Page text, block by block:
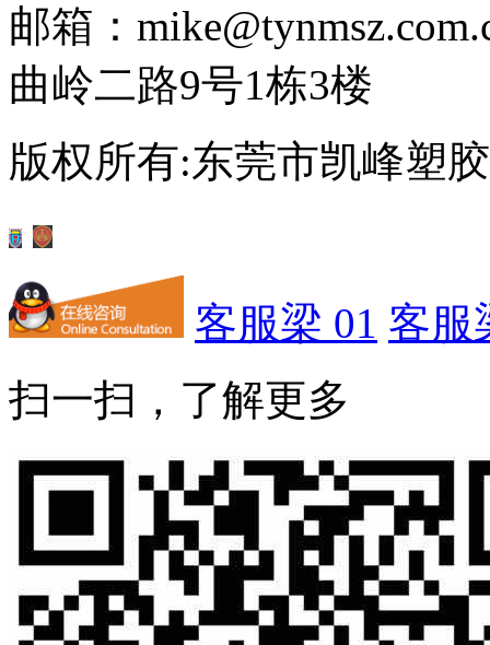
邮箱：
曲岭二路9号1栋3楼
版权所有:东莞市凯峰塑
客服梁 01 客服
扫一扫，了解更多